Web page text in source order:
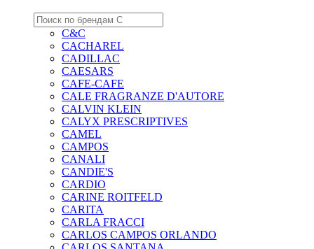
C&C
CACHAREL
CADILLAC
CAESARS
CAFE-CAFE
CALE FRAGRANZE D'AUTORE
CALVIN KLEIN
CALYX PRESCRIPTIVES
CAMEL
CAMPOS
CANALI
CANDIE'S
CARDIO
CARINE ROITFELD
CARITA
CARLA FRACCI
CARLOS CAMPOS ORLANDO